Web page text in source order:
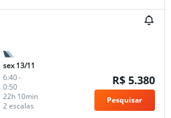
sex 13/11
6:40-
0:50
2 escalas
22h 10min
R$ 5.380
Pesquisar